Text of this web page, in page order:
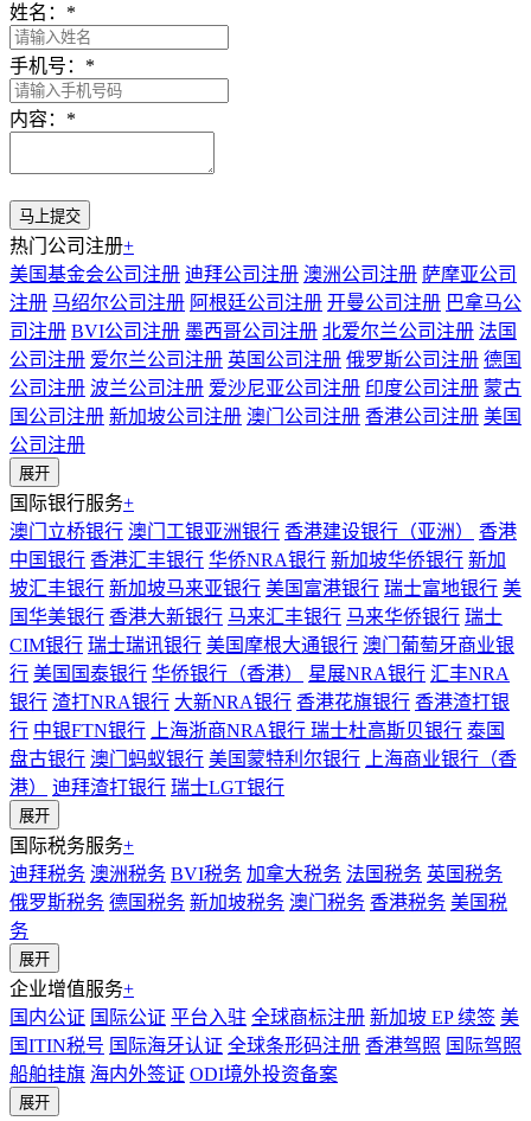
姓名： *
手机号： *
内容： *
热门公司注册+
美国基金会公司注册 迪拜公司注册 澳洲公司注册 萨摩亚公司
注册 马绍尔公司注册 阿根廷公司注册 开曼公司注册 巴拿马公
司注册 BVI公司注册 墨西哥公司注册 北爱尔兰公司注册 法国
公司注册 爱尔兰公司注册 英国公司注册 俄罗斯公司注册 德国
公司注册 波兰公司注册 爱沙尼亚公司注册 印度公司注册 蒙古
国公司注册 新加坡公司注册 澳门公司注册 香港公司注册 美国
公司注册
展开
国际银行服务+
澳门立桥银行 澳门工银亚洲银行 香港建设银行（亚洲）
香港
中国银行 香港汇丰银行 华侨NRA银行 新加坡华侨银行 新加
坡汇丰银行 新加坡马来亚银行 美国富港银行 瑞士富地银行 美
国华美银行 香港大新银行 马来汇丰银行 马来华侨银行 瑞士
CIM银行 瑞士瑞讯银行 美国摩根大通银行 澳门葡萄牙商业银
行 美国国泰银行 华侨银行（香港） 星展NRA银行 汇丰NRA
银行 渣打NRA银行 大新NRA银行 香港花旗银行 香港渣打银
行 中银FTN银行 上海浙商NRA银行 瑞士杜高斯贝银行 泰国
盘古银行 澳门蚂蚁银行 美国蒙特利尔银行
上海商业银行（香
港）
迪拜渣打银行 瑞士LGT银行
展开
国际税务服务+
迪拜税务 澳洲税务 BVI税务 加拿大税务 法国税务 英国税务
俄罗斯税务 德国税务 新加坡税务 澳门税务 香港税务 美国税
务
展开
企业增值服务+
国内公证 国际公证 平台入驻 全球商标注册 新加坡 EP 续签 美
国ITIN税号 国际海牙认证 全球条形码注册 香港驾照 国际驾照
船舶挂旗 海内外签证 ODI境外投资备案
展开